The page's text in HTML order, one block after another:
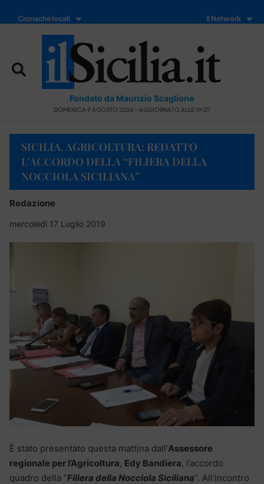
Cronache locali Il Network
Fondato da Maurizio Scaglione
DOMENICA 9 AGOSTO 2026 - AGGIORNATO ALLE 19:07
SICILIA, AGRICOLTURA: REDATTO
L’ACCORDO DELLA “FILIERA DELLA
NOCCIOLA SICILIANA”
Redazione
mercoledì 17 Luglio 2019
È stato presentato questa mattina dall’Assessore
regionale per l’Agricoltura, Edy Bandiera, l’accordo
quadro della “Filiera della Nocciola Siciliana”. All’incontro